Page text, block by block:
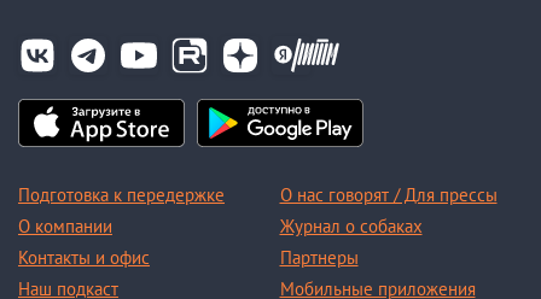
Подготовка к передержке
О компании
Контакты и офис
Наш подкаст
О нас говорят / Для прессы
Журнал о собаках
Партнеры
Мобильные приложения